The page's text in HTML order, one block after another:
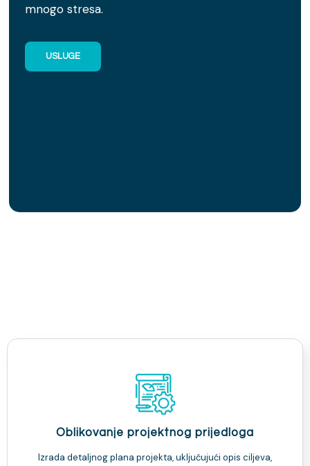
mnogo stresa.
USLUGE
Oblikovanje projektnog prijedloga
Izrada detaljnog plana projekta, uključujući opis ciljeva,